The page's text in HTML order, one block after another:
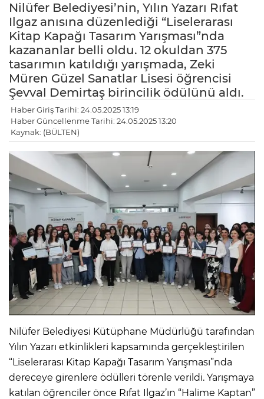
Nilüfer Belediyesi’nin, Yılın Yazarı Rıfat
Ilgaz anısına düzenlediği “Liselerarası
Kitap Kapağı Tasarım Yarışması”nda
kazananlar belli oldu. 12 okuldan 375
tasarımın katıldığı yarışmada, Zeki
Müren Güzel Sanatlar Lisesi öğrencisi
Şevval Demirtaş birincilik ödülünü aldı.
Haber Giriş Tarihi: 24.05.2025 13:19
Haber Güncellenme Tarihi: 24.05.2025 13:20
Kaynak: (BÜLTEN)
Nilüfer Belediyesi Kütüphane Müdürlüğü tarafından
Yılın Yazarı etkinlikleri kapsamında gerçekleştirilen
“Liselerarası Kitap Kapağı Tasarım Yarışması”nda
dereceye girenlere ödülleri törenle verildi. Yarışmaya
katılan öğrenciler önce Rıfat Ilgaz’ın “Halime Kaptan”